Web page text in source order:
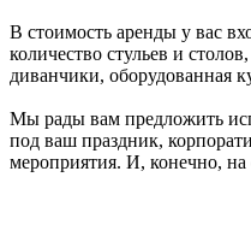
В стоимость аренды у вас
количество стульев и
диванчики, оборудованная
Мы рады вам предложить
под ваш праздник,
мероприятия. И, конечно, на